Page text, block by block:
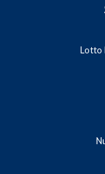
Lotto